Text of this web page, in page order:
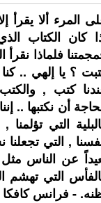
المرء ألا يقرأ
كان الكتاب
فلماذا
؟ يا إلهي ..
كتب ,
أن نكتبها ..
التي
, التي تجعلنا
عن الناس
التي تهشم
- فرانس كافكا